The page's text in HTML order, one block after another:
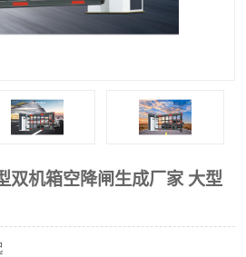
双机箱空降闸生成厂家 大型